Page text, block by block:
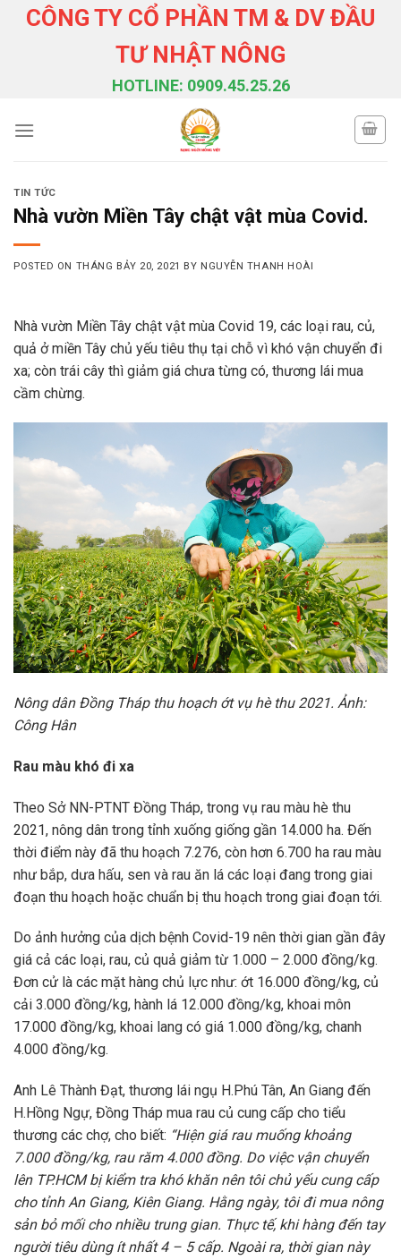
SkipCÔNG TY CỔ PHẦN TM & DV ĐẦU
TƯ NHẬT NÔNG
HOTLINE: 0909.45.25.26
TIN TỨC
Nhà vườn Miền Tây chật vật mùa Covid.
POSTED ON THÁNG BẢY 20, 2021 BY NGUYỄN THANH HOÀI
Nhà vườn Miền Tây chật vật mùa Covid 19, các loại rau, củ,
quả ở miền Tây chủ yếu tiêu thụ tại chỗ vì khó vận chuyển đi
xa; còn trái cây thì giảm giá chưa từng có, thương lái mua
cầm chừng.
Nông dân Đồng Tháp thu hoạch ớt vụ hè thu 2021. Ảnh:
Công Hân
Rau màu khó đi xa
Theo Sở NN-PTNT Đồng Tháp, trong vụ rau màu hè thu
2021, nông dân trong tỉnh xuống giống gần 14.000 ha. Đến
thời điểm này đã thu hoạch 7.276, còn hơn 6.700 ha rau màu
như bắp, dưa hấu, sen và rau ăn lá các loại đang trong giai
đoạn thu hoạch hoặc chuẩn bị thu hoạch trong giai đoạn tới.
Do ảnh hưởng của dịch bệnh Covid-19 nên thời gian gần đây
giá cả các loại, rau, củ quả giảm từ 1.000 – 2.000 đồng/kg.
Đơn cử là các mặt hàng chủ lực như: ớt 16.000 đồng/kg, củ
cải 3.000 đồng/kg, hành lá 12.000 đồng/kg, khoai môn
17.000 đồng/kg, khoai lang có giá 1.000 đồng/kg, chanh
4.000 đồng/kg.
Anh Lê Thành Đạt, thương lái ngụ H.Phú Tân, An Giang đến
H.Hồng Ngự, Đồng Tháp mua rau củ cung cấp cho tiểu
thương các chợ, cho biết: “Hiện giá rau muống khoảng
7.000 đồng/kg, rau răm 4.000 đồng. Do việc vận chuyển
lên TP.HCM bị kiểm tra khó khăn nên tôi chủ yếu cung cấp
cho tỉnh An Giang, Kiên Giang. Hằng ngày, tôi đi mua nông
sản bỏ mối cho nhiều trung gian. Thực tế, khi hàng đến tay
người tiêu dùng ít nhất 4 – 5 cấp. Ngoài ra, thời gian này